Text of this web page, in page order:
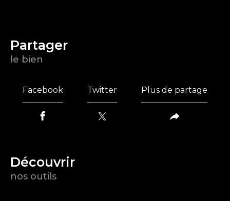
partager
le bien
Facebook Twitter Plus de partage
découvrir
nos outils